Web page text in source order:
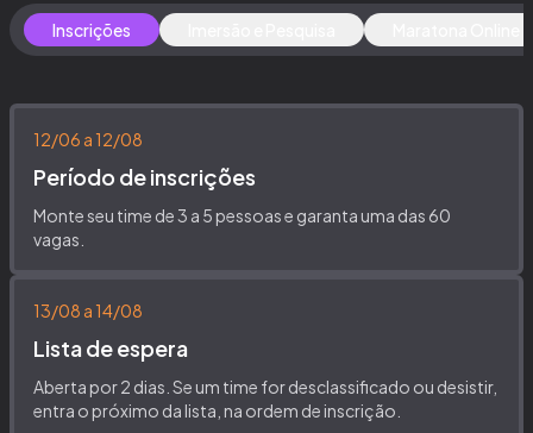
Inscrições
12/06 a 12/08
Período de inscrições
Monte seu time de 3 a 5 pessoas e garanta uma das 60
vagas.
13/08 a 14/08
Lista de espera
Aberta por 2 dias. Se um time for desclassificado ou desistir,
entra o próximo da lista, na ordem de inscrição.